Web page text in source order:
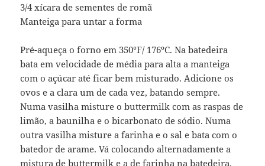
3/4 xícara de sementes de romã
Manteiga para untar a forma
Pré-aqueça o forno em 350°F/ 176ºC. Na batedeira
bata em velocidade de média para alta a manteiga
com o açúcar até ficar bem misturado. Adicione os
ovos e a clara um de cada vez, batando sempre.
Numa vasilha misture o buttermilk com as raspas de
limão, a baunilha e o bicarbonato de sódio. Numa
outra vasilha misture a farinha e o sal e bata com o
batedor de arame. Vá colocando alternadamente a
mistura de buttermilk e a de farinha na batedeira,